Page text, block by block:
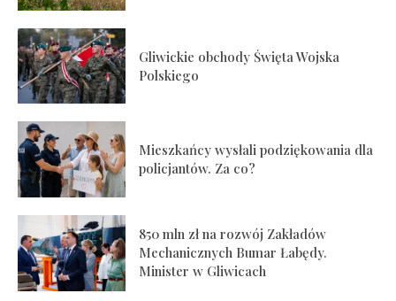
Gliwickie obchody Święta Wojska
Polskiego
Mieszkańcy wysłali podziękowania dla
policjantów. Za co?
850 mln zł na rozwój Zakładów
Mechanicznych Bumar Łabędy.
Minister w Gliwicach